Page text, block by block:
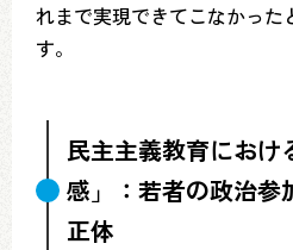
れまで実現できてこなかった
す。
民主主義教育におけ
感」：若者の政治参
正体